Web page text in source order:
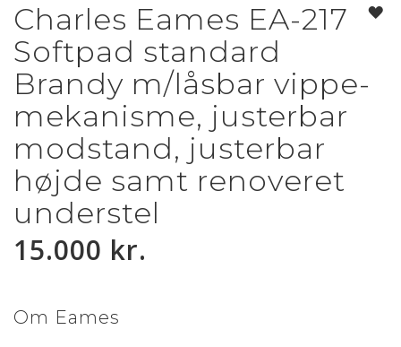
Gå
til
starten
af
billedgalleriet
Charles Eames EA-217
Softpad standard
Brandy m/låsbar vippe-
mekanisme, justerbar
modstand, justerbar
højde samt renoveret
understel
15.000 kr.
Om Eames